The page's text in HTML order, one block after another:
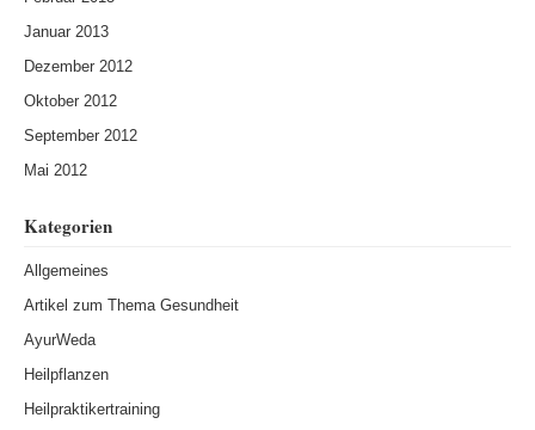
Januar 2013
Dezember 2012
Oktober 2012
September 2012
Mai 2012
Kategorien
Allgemeines
Artikel zum Thema Gesundheit
AyurWeda
Heilpflanzen
Heilpraktikertraining